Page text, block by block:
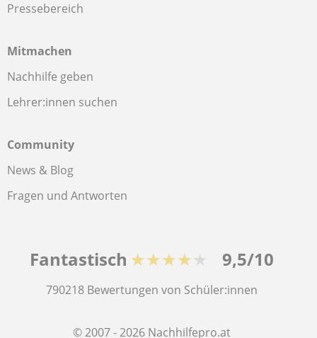
Pressebereich
Mitmachen
Nachhilfe geben
Lehrer:innen suchen
Community
News & Blog
Fragen und Antworten
Fantastisch ★★★★★ 9,5/10
790218 Bewertungen von Schüler:innen
© 2007 - 2026 Nachhilfepro.at